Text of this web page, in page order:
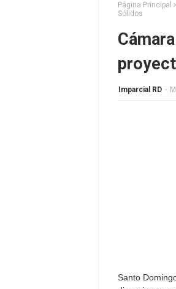
Página Principal
Sólidos
Imparcial RD -
Santo